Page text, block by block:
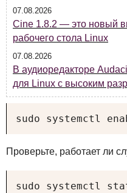
07.08.2026
Cine 1.8.2 — это новый
рабочего стола Linux
07.08.2026
В аудиоредакторе
для Linux с высоким
sudo systemctl
Проверьте, работает ли
sudo systemctl